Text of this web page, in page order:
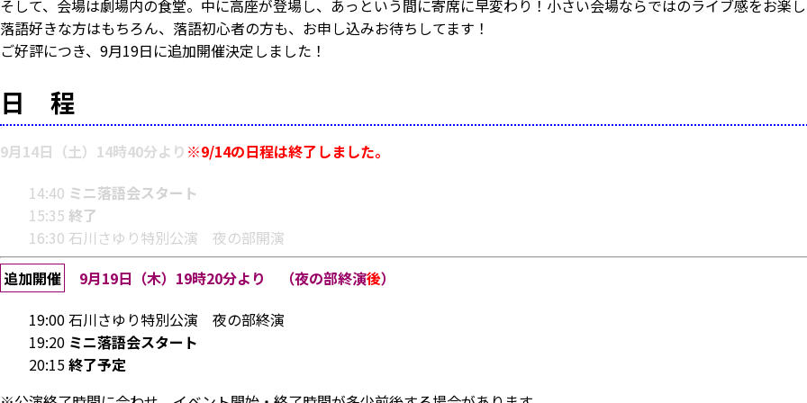
そして、会場は劇場内の食堂。中に高座が登場し、あっという間に寄席に早変わり！小さい会場ならではのライブ感をお楽し
落語好きな方はもちろん、落語初心者の方も、お申し込みお待ちしてます！
ご好評につき、9月19日に追加開催決定しました！
日 程
9月14日（土）14時40分より ※9/14の日程は終了しました。
14:40 ミニ落語会スタート
15:35 終了
16:30 石川さゆり特別公演 夜の部開演
追加開催
9月19日（木）19時20分より （夜の部終演後）
19:00 石川さゆり特別公演 夜の部終演
19:20 ミニ落語会スタート
20:15終了予定